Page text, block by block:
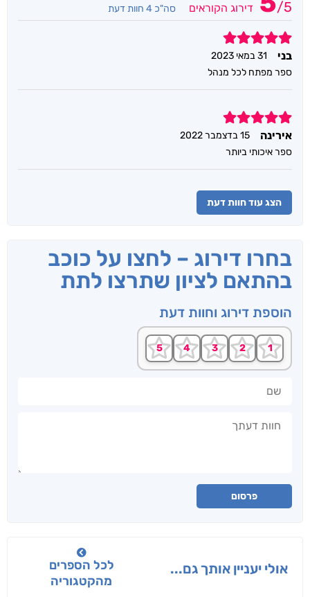
/5 דירוג הקוראים סה"כ 4 חוות דעת
5
בני
31 במאי 2023
ספר מפתח לכל מנהל
5
אירינה
15 בדצמבר 2022
ספר איכותי ביותר
הצג עוד חוות דעת
בחרו דירוג – לחצו על כוכב
בהתאם לציון שתרצו לתת
הוספת דירוג וחוות דעת
פרסום
אולי יעניין אותך גם...
לכל הספרים
מהקטגוריה